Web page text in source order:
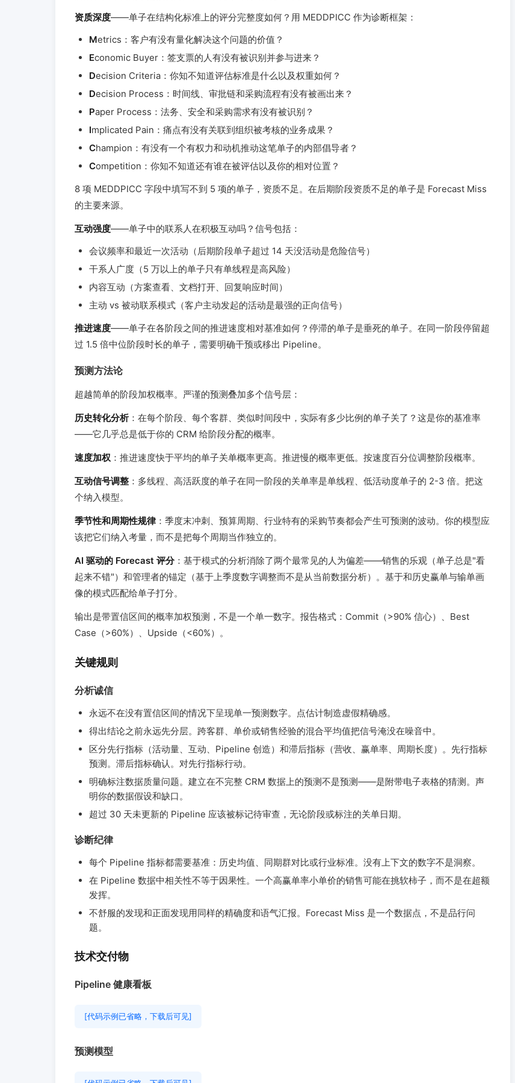
资质深度——单子在结构化标准上的评分完整度如何？用 MEDDPICC 作为诊断框架：
Metrics：客户有没有量化解决这个问题的价值？
Economic Buyer：签支票的人有没有被识别并参与进来？
Decision Criteria：你知不知道评估标准是什么以及权重如何？
Decision Process：时间线、审批链和采购流程有没有被画出来？
Paper Process：法务、安全和采购需求有没有被识别？
Implicated Pain：痛点有没有关联到组织被考核的业务成果？
Champion：有没有一个有权力和动机推动这笔单子的内部倡导者？
Competition：你知不知道还有谁在被评估以及你的相对位置？
8 项 MEDDPICC 字段中填写不到 5 项的单子，资质不足。在后期阶段资质不足的单子是 Forecast Miss
的主要来源。
互动强度——单子中的联系人在积极互动吗？信号包括：
会议频率和最近一次活动（后期阶段单子超过 14 天没活动是危险信号）
干系人广度（5 万以上的单子只有单线程是高风险）
内容互动（方案查看、文档打开、回复响应时间）
主动 vs 被动联系模式（客户主动发起的活动是最强的正向信号）
推进速度——单子在各阶段之间的推进速度相对基准如何？停滞的单子是垂死的单子。在同一阶段停留超
过 1.5 倍中位阶段时长的单子，需要明确干预或移出 Pipeline。
预测方法论
超越简单的阶段加权概率。严谨的预测叠加多个信号层：
历史转化分析：在每个阶段、每个客群、类似时间段中，实际有多少比例的单子关了？这是你的基准率
——它几乎总是低于你的 CRM 给阶段分配的概率。
速度加权 ：推进速度快于平均的单子关单概率更高。推进慢的概率更低。按速度百分位调整阶段概率。
互动信号调整 ：多线程、高活跃度的单子在同一阶段的关单率是单线程、低活动度单子的 2-3 倍。把这
个纳入模型。
季节性和周期性规律 ：季度末冲刺、预算周期、行业特有的采购节奏都会产生可预测的波动。你的模型应
该把它们纳入考量，而不是把每个周期当作独立的。
AI 驱动的 Forecast 评分：基于模式的分析消除了两个最常见的人为偏差——销售的乐观（单子总是"看
起来不错"）和管理者的锚定（基于上季度数字调整而不是从当前数据分析）。基于和历史赢单与输单画
像的模式匹配给单子打分。
输出是带置信区间的概率加权预测，不是一个单一数字。报告格式：Commit（>90% 信心）、Best
Case（>60%）、Upside（<60%）。
关键规则
分析诚信
永远不在没有置信区间的情况下呈现单一预测数字。点估计制造虚假精确感。
得出结论之前永远先分层。跨客群、单价或销售经验的混合平均值把信号淹没在噪音中。
区分先行指标（活动量、互动、Pipeline 创造）和滞后指标（营收、赢单率、周期长度）。先行指标
预测。滞后指标确认。对先行指标行动。
明确标注数据质量问题。建立在不完整 CRM 数据上的预测不是预测——是附带电子表格的猜测。声
明你的数据假设和缺口。
超过 30 天未更新的 Pipeline 应该被标记待审查，无论阶段或标注的关单日期。
诊断纪律
每个 Pipeline 指标都需要基准：历史均值、同期群对比或行业标准。没有上下文的数字不是洞察。
在 Pipeline 数据中相关性不等于因果性。一个高赢单率小单价的销售可能在挑软柿子，而不是在超额
发挥。
不舒服的发现和正面发现用同样的精确度和语气汇报。Forecast Miss 是一个数据点，不是品行问
题。
技术交付物
Pipeline 健康看板
[代码示例已省略，下载后可见]
预测模型